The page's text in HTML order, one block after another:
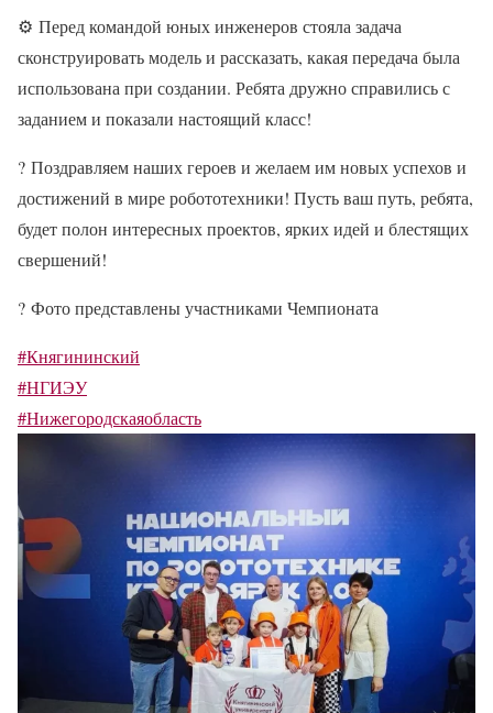
⚙ Перед командой юных инженеров стояла задача
сконструировать модель и рассказать, какая передача была
использована при создании. Ребята дружно справились с
заданием и показали настоящий класс!
? Поздравляем наших героев и желаем им новых успехов и
достижений в мире робототехники! Пусть ваш путь, ребята,
будет полон интересных проектов, ярких идей и блестящих
свершений!
? Фото представлены участниками Чемпионата
#Княгининский
#НГИЭУ
#Нижегородскаяобласть